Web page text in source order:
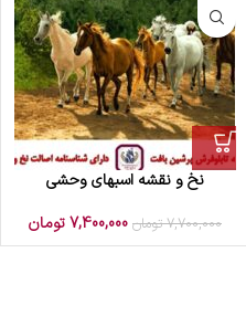
نخ و نقشه اسبهای وحشی
7,700,000 تومان 7,400,000تومان